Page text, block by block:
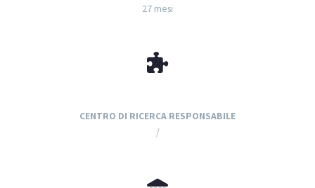
27 mesi
CENTRO DI RICERCA RESPONSABILE
/